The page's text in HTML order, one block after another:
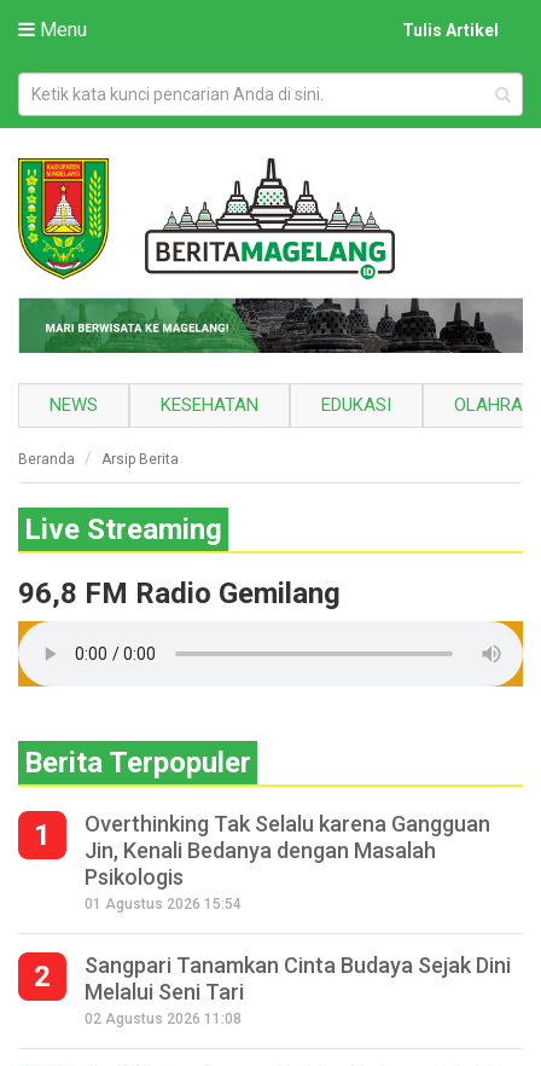
Menu Tulis Artikel
NEWS KESEHATAN EDUKASI
Beranda Arsip Berita
Live Streaming
96,8 FM Radio Gemilang
Berita Terpopuler
1
Overthinking Tak Selalu karena Gangguan
Jin, Kenali Bedanya dengan Masalah
Psikologis
01 Agustus 2026 15:54
2
Sangpari Tanamkan Cinta Budaya Sejak Dini
Melalui Seni Tari
02 Agustus 2026 11:08